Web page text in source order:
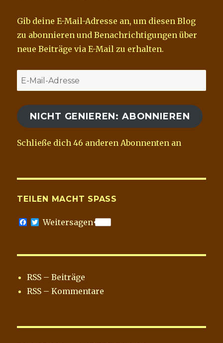
Gib deine E-Mail-Adresse an, um diesen Blog
zu abonnieren und Benachrichtigungen über
neue Beiträge via E-Mail zu erhalten.
E-
Mail-
Adresse
NICHT GENIEREN: ABONNIEREN
Schließe dich 46 anderen Abonnenten an
TEILEN MACHT SPASS
F
b
k
T
t
Weitersagen
RSS – Beiträge
RSS – Kommentare